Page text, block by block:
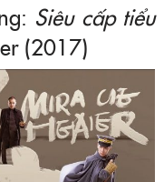
Siêu cấp tiểu
(2017)